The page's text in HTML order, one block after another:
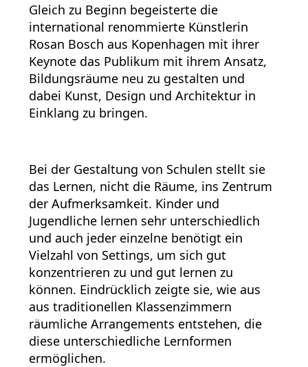
Gleich zu Beginn begeisterte die
international renommierte Künstlerin
Rosan Bosch aus Kopenhagen mit ihrer
Keynote das Publikum mit ihrem Ansatz,
Bildungsräume neu zu gestalten und
dabei Kunst, Design und Architektur in
Einklang zu bringen.
Bei der Gestaltung von Schulen stellt sie
das Lernen, nicht die Räume, ins Zentrum
der Aufmerksamkeit. Kinder und
Jugendliche lernen sehr unterschiedlich
und auch jeder einzelne benötigt ein
Vielzahl von Settings, um sich gut
konzentrieren zu und gut lernen zu
können. Eindrücklich zeigte sie, wie aus
aus traditionellen Klassenzimmern
räumliche Arrangements entstehen, die
diese unterschiedliche Lernformen
ermöglichen.